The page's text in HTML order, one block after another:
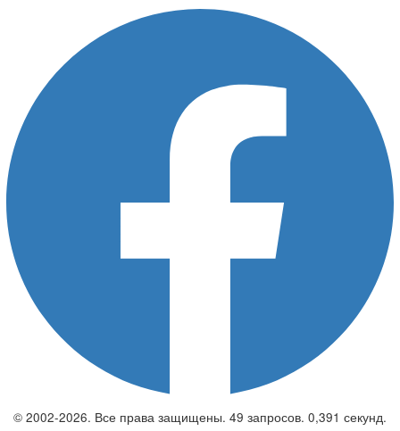
© 2002-2026. Все права защищены. 49 запросов. 0,391 секунд.